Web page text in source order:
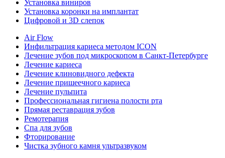
Установка виниров
Установка коронки на имплантат
Цифровой и 3D слепок
Air Flow
Инфильтрация кариеса методом ICON
Лечение зубов под микроскопом в Санкт-Петербурге
Лечение кариеса
Лечение клиновидного дефекта
Лечение пришеечного кариеса
Лечение пульпита
Профессиональная гигиена полости рта
Прямая реставрация зубов
Ремотерапия
Спа для зубов
Фторирование
Чистка зубного камня ультразвуком